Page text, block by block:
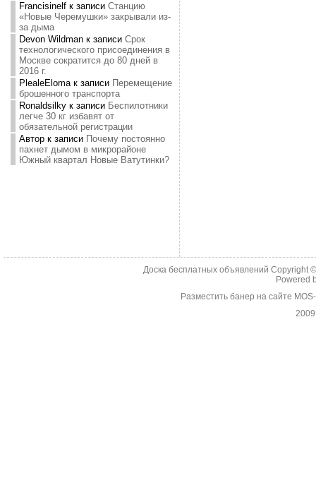
Francisinelfк записи Станцию
«Новые Черемушки» закрывали из-
за дыма
Devon Wildmanк записи Срок
технологического присоединения в
Москве сократится до 80 дней в
2016 г.
PlealeElomaк записи Перемещение
брошенного транспорта
Ronaldsilkyк записи Беспилотники
легче 30 кг избавят от
обязательной регистрации
Авторк записи Почему постоянно
пахнет дымом в микрорайоне
Южный квартал Новые Ватутинки?
Доска бесплатных объявлений Copyright
Powered
Разместить банер на сайте